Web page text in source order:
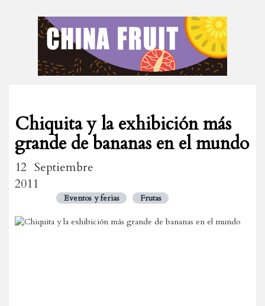
Chiquita y la exhibición más
grande de bananas en el mundo
12 Septiembre
2011
Eventos y ferias Frutas